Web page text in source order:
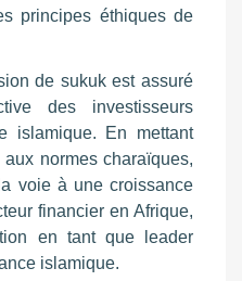
principes éthiques de
de sukuk est assuré
des investisseurs
islamique. En mettant
normes charaïques,
voie à une croissance
financier en Afrique,
en tant que leader
islamique.